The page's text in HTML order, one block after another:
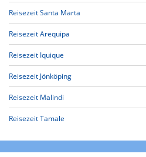
Reisezeit Santa Marta
Reisezeit Arequipa
Reisezeit Iquique
Reisezeit Jönköping
Reisezeit Malindi
Reisezeit Tamale